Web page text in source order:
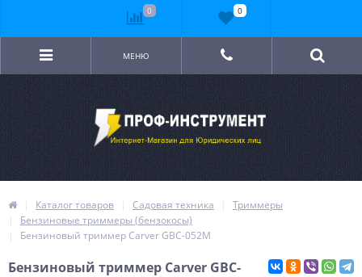
МЕНЮ
Каталог товаров Садовая техника
Триммеры
Бензиновые триммеры (бензокосы)
Бензиновый триммер Carver GBC-052M
Бензиновый триммер Carver GBC-
0 0